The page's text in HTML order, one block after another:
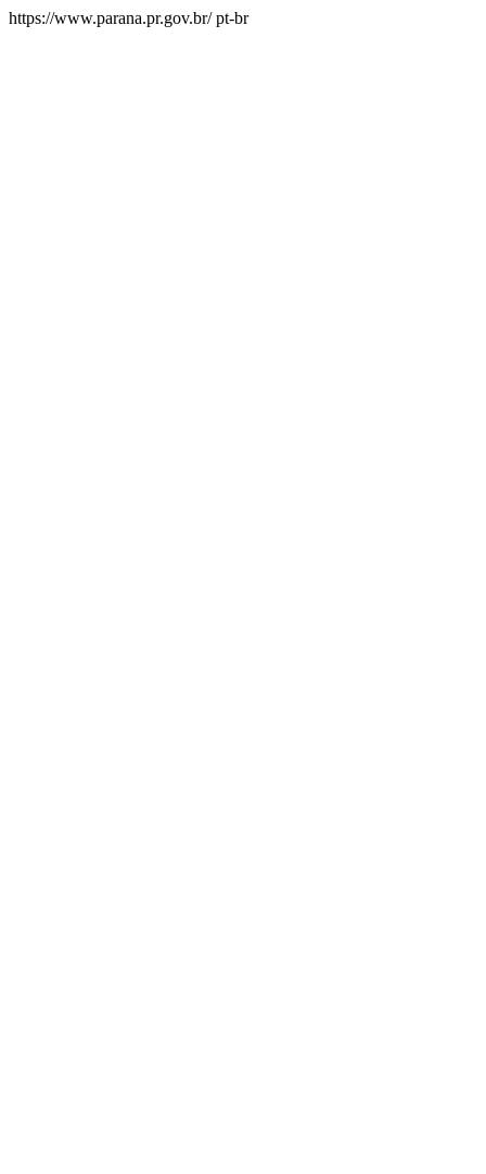
https://www.parana.pr.gov.br/pt-br